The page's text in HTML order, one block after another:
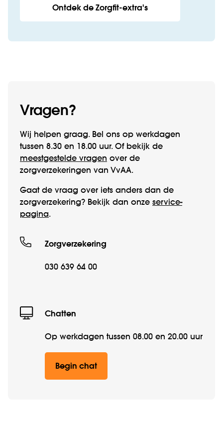
Ontdek de Zorgfit-extra's
Vragen?
Wij helpen graag. Bel ons op werk­­dagen
tussen 8.30 en 18.00 uur. Of bekijk de
meestgestelde vragen over de
zorgverzekeringen van VvAA.
Gaat de vraag over iets anders dan de
zorgverzekering? Bekijk dan onze service­
pagina.
Zorgverzekering
030 639 64 00
Chatten
Op werkdagen tussen 08.00 en 20.00 uur
Begin chat